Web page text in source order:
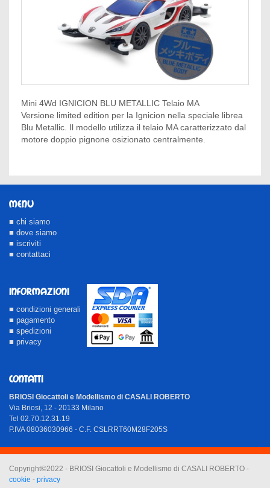
Mini 4Wd IGNICION BLU METALLIC Telaio MA
Versione limited edition per la Ignicion nella speciale librea
Blu Metallic. Il modello utilizza il telaio MA caratterizzato dal
motore doppio pignone osizionato centralmente.
MENU
■ chi siamo
■ dove siamo
■ iscriviti
■ contattaci
INFORMAZIONI
■ condizioni generali
■ pagamento
■ spedizioni
■ privacy
CONTATTI
BRIOSI Giocattoli e Modellismo di CASALI ROBERTO
Via Briosi, 12 - 20133 Milano
Tel 02.70.12.31.19
P.IVA 08036030966 - C.F. CSLRRT60M28F205S
Copyright©2022 - BRIOSI Giocattoli e Modellismo di CASALI ROBERTO -
cookie - privacy